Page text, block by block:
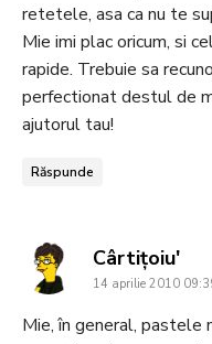
retetele, asa ca nu te
Mie imi plac oricum, si
rapide. Trebuie sa
perfectionat destul de
ajutorul tau!
Răspunde
Cârtiţoiu'says:
14 aprilie 2010
Mie, în general, pastele